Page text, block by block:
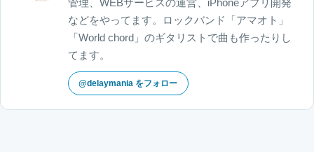
管理、WEBサービスの運営、iPhoneアプリ開発
などをやってます。ロックバンド「アマオト」
「World chord」のギタリストで曲も作ったりし
てます。
@delaymania をフォロー